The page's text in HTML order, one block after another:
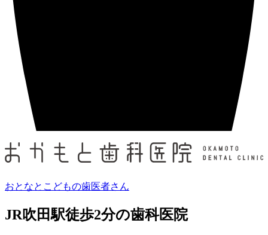
おとなとこどもの歯医者さん
JR吹田駅徒歩2分の歯科医院